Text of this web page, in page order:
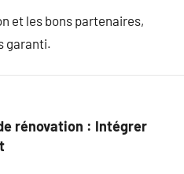
et les bons partenaires,
garanti.
rénovation : Intégrer